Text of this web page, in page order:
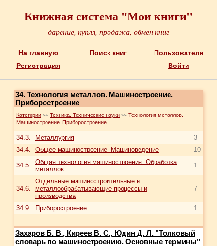
Книжная система "Мои книги"
дарение, купля, продажа, обмен книг
На главную Поиск книг
Пользователи
Регистрация
Войти
34. Технология металлов. Машиностроение.
Приборостроение
Категории >> Техника. Технические науки >> Технология металлов.
Машиностроение. Приборостроение
34.3. Металлургия
3
34.4.
Общее машиностроение. Машиноведение 10
34.5.
Общая технология машиностроения. Обработка
металлов
1
34.6.
Отдельные машиностроительные и
металлообрабатывающие процессы и
производства
7
34.9. Приборостроение 1
Захаров Б. В., Киреев В. С., Юдин Д. Л. "Толковый
словарь по машиностроению. Основные термины"